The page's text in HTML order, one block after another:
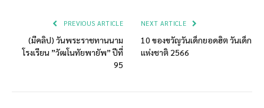
PREVIOUS ARTICLE
(มีคลิป) วันพระราชทานนาม
โรงเรียน ”วัฒโนทัยพายัพ” ปีที่
95
NEXT ARTICLE
10 ของขวัญวันเด็กยอดฮิต วันเด็ก
เเห่งชาติ 2566